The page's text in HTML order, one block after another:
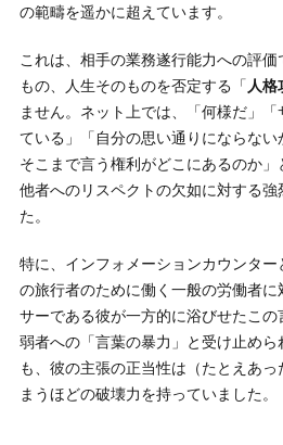
の範疇を遥かに超えています。
これは、相手の業務遂行能力への評
もの、人生そのものを否定する「 人格
ません。ネット上では、「何様だ」
ている」「自分の思い通りにならな
そこまで言う権利がどこにあるのか
他者へのリスペクトの欠如に対する強
た。
特に、インフォメーションカウンター
の旅行者のために働く一般の労働者
サーである彼が一方的に浴びせたこ
弱者への「言葉の暴力」と受け止め
も、彼の主張の正当性は（たとえあ
まうほどの破壊力を持っていました。